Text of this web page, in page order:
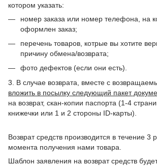
котором указать:
номер заказа или номер телефона, на
оформлен заказ;
перечень товаров, котрые вы хотите
причину обмена/возврата;
фото дефектов (если они есть).
3. В случае возврата, вместе с
вложить в посылку следующий пакет
на возврат, скан-копии паспорта (1-4
книжечки или 1 и 2 стороны ID-карты).
Возврат средств производится в течение 3
момента получения нами товара.
Шаблон заявления на возврат средств